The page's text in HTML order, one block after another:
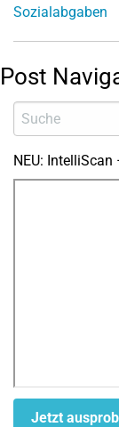
Sozialabgaben
Post
NEU:
Jetzt